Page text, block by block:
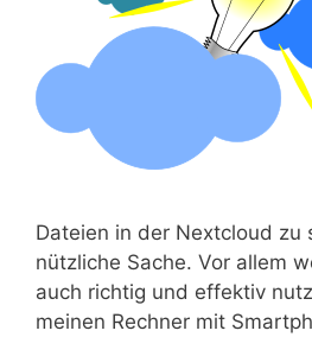
Datei­en in der Next­cloud zu
nütz­li­che Sache. Vor allem
auch rich­tig und effek­tiv
mei­nen Rech­ner mit